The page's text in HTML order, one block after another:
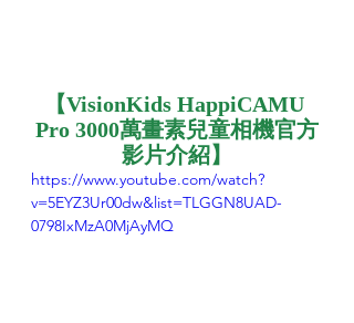
【VisionKids HappiCAMU
Pro 3000萬畫素兒童相機官方
影片介紹】
https://www.youtube.com/watch?
v=5EYZ3Ur00dw&list=TLGGN8UAD-
0798IxMzA0MjAyMQ